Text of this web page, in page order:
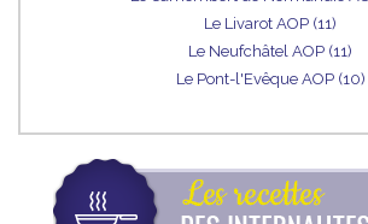
Le Livarot AOP (11)
Le Neufchâtel AOP (11)
Le Pont-l'Evêque AOP (10)